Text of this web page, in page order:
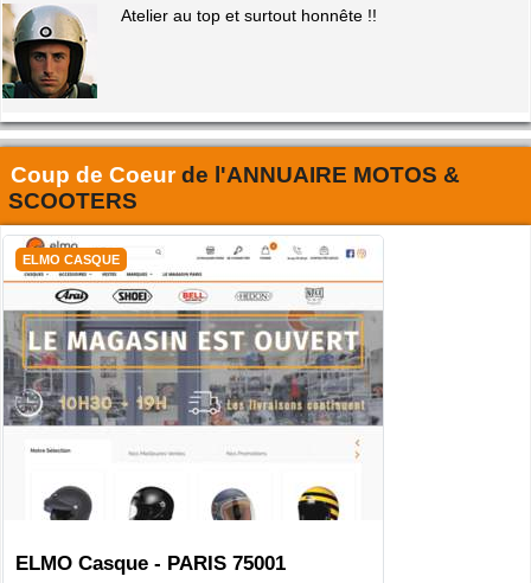
Atelier au top et surtout honnête !!
Coup de Coeurde l'ANNUAIRE MOTOS &
SCOOTERS
ELMO CASQUE
ELMO Casque - PARIS 75001